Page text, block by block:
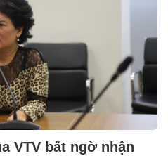
VTV bất ngờ nhận